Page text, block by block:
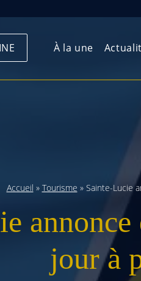
À la une
Europe de
Europe du
Europe
Balkans
Accueil » Tourisme » Sainte-Lucie
jour à